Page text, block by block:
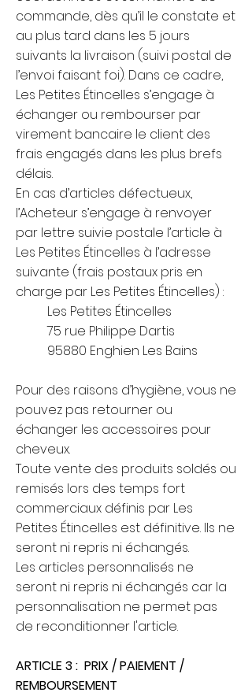
commande, dès qu’il le constate et
au plus tard dans les 5 jours
suivants la livraison (suivi postal de
l’envoi faisant foi). Dans ce cadre,
Les Petites Étincelles s’engage à
échanger ou rembourser par
virement bancaire le client des
frais engagés dans les plus brefs
délais.
En cas d’articles défectueux,
l’Acheteur s’engage à renvoyer
par lettre suivie postale l’article à
Les Petites Étincelles à l’adresse
suivante (frais postaux pris en
charge par Les Petites Étincelles) :
Les Petites Étincelles
75 rue Philippe Dartis
95880 Enghien Les Bains
Pour des raisons d’hygiène, vous ne
pouvez pas retourner ou
échanger les accessoires pour
cheveux.
​Toute vente des produits soldés ou
remisés lors des temps fort
commerciaux définis par Les
Petites Étincelles est définitive. Ils ne
seront ni repris ni échangés.
Les articles personnalisés ne
seront ni repris ni échangés car la
personnalisation ne permet pas
de reconditionner l'article.
ARTICLE 3 : PRIX / PAIEMENT /
REMBOURSEMENT